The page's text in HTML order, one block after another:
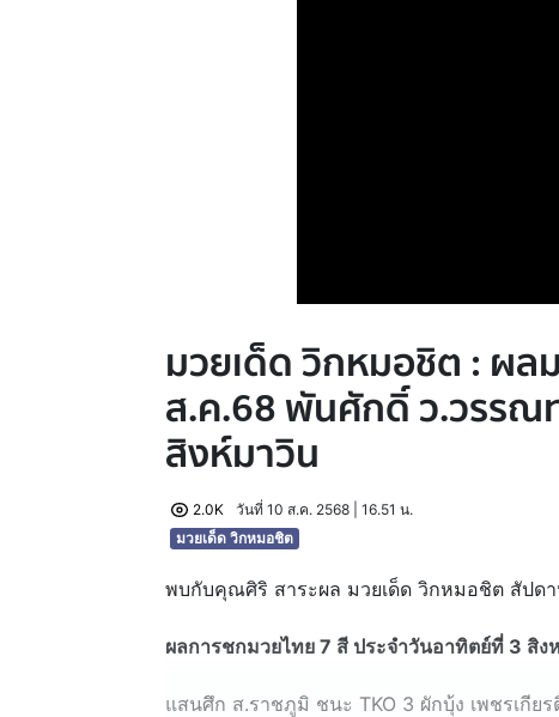
มวยเด็ด วิกหมอชิต : ผล
ส.ค.68 พันศักดิ์ ว.วรรณ
สิงห์มาวิน
2.0K
วันที่ 10 ส.ค. 2568 | 16.51 น.
มวยเด็ด วิกหมอชิต
พบกับคุณศิริ สาระผล มวยเด็ด วิกหมอชิต สัปด
ผลการชกมวยไทย 7 สี ประจำวันอาทิตย์ที่ 3 สิ
แสนศึก ส.ราชภูมิ ชนะ TKO 3 ผักบุ้ง เพชรเกียร